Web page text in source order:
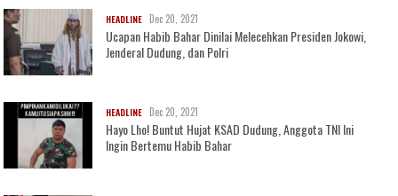
HEADLINE Dec 20, 2021
Ucapan Habib Bahar Dinilai Melecehkan Presiden Jokowi,
Jenderal Dudung, dan Polri
HEADLINE Dec 20, 2021
Hayo Lho! Buntut Hujat KSAD Dudung, Anggota TNI Ini
Ingin Bertemu Habib Bahar